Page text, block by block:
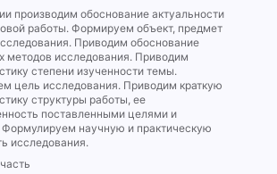
производим обоснование актуальности
работы. Формируем объект, предмет
Приводим обоснование
методов исследования. Приводим
степени изученности темы.
цель исследования. Приводим краткую
структуры работы, ее
поставленными целями и
научную и практическую
исследования.